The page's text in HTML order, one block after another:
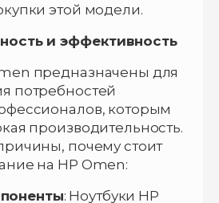
этой модели.
и эффективность
предназначены для
потребностей
которым
производительность.
почему стоит
на HP Omen:
: Ноутбуки HP